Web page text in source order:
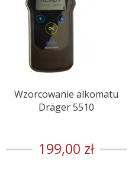
Wzorcowanie alkomatu
Dräger 5510
199,00 zł